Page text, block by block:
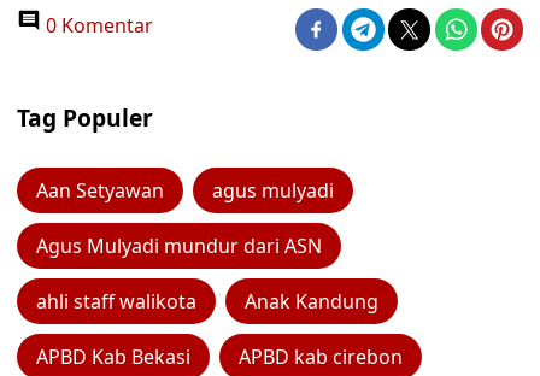
0 Komentar
Tag Populer
Aan Setyawan agus mulyadi
Agus Mulyadi mundur dari ASN
ahli staff walikota Anak Kandung
APBD Kab Bekasi APBD kab cirebon